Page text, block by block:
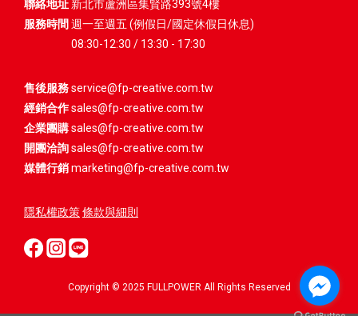
聯絡地址 新北市蘆洲區集賢路393號4樓
服務時間 週一至週五 (例假日/國定休假日休息)
08:30-12:30 / 13:30 - 17:30
售後服務service@fp-creative.com.tw
經銷合作sales@fp-creative.com.tw
企業團購sales@fp-creative.com.tw
開團洽詢sales@fp-creative.com.tw
媒體行銷marketing@fp-creative.com.tw
隱私權政策條款與細則
Copyright © 2025 FULLPOWER All Rights Reserved